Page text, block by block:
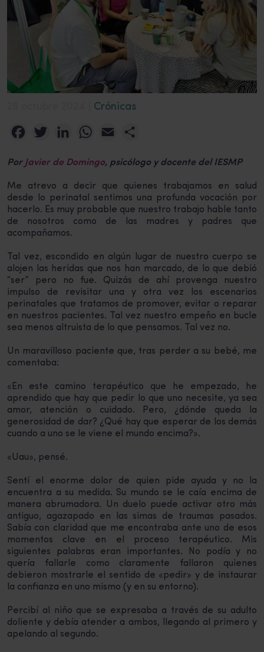
Crónicas
FacebookTwitterLinkedInWhatsApp
Email
Por Javier de Domingo, psicólogo y docente del IESMP
Me atrevo a decir que quienes trabajamos en salud
desde lo perinatal sentimos una profunda vocación por
hacerlo. Es muy probable que nuestro trabajo hable tanto
de nosotros como de las madres y padres que
acompañamos.
Tal vez, escondido en algún lugar de nuestro cuerpo se
alojen las heridas que nos han marcado, de lo que debió
“ser” pero no fue. Quizás de ahí provenga nuestro
impulso de revisitar una y otra vez los escenarios
perinatales que tratamos de promover, evitar o reparar
en nuestros pacientes. Tal vez nuestro empeño en bucle
sea menos altruista de lo que pensamos. Tal vez no.
Un maravilloso paciente que, tras perder a su bebé, me
comentaba:
«En este camino terapéutico que he empezado, he
aprendido que hay que pedir lo que uno necesite, ya sea
amor, atención o cuidado. Pero, ¿dónde queda la
generosidad de dar? ¿Qué hay que esperar de los demás
cuando a uno se le viene el mundo encima?».
«Uau», pensé.
Sentí el enorme dolor de quien pide ayuda y no la
encuentra a su medida. Su mundo se le caía encima de
manera abrumadora. Un duelo puede activar otro más
antiguo, agazapado en las simas de traumas pasados.
Sabía con claridad que me encontraba ante uno de esos
momentos clave en el proceso terapéutico. Mis
siguientes palabras eran importantes. No podía y no
quería fallarle como claramente fallaron quienes
debieron mostrarle el sentido de «pedir» y de instaurar
la confianza en uno mismo (y en su entorno).
Percibí al niño que se expresaba a través de su adulto
doliente y debía atender a ambos, llegando al primero y
apelando al segundo.